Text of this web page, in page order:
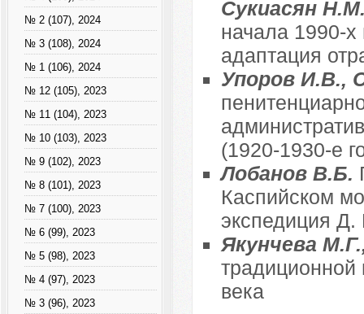
№ 2 (107), 2024
№ 3 (108), 2024
№ 1 (106), 2024
№ 12 (105), 2023
№ 11 (104), 2023
№ 10 (103), 2023
№ 9 (102), 2023
№ 8 (101), 2023
№ 7 (100), 2023
№ 6 (99), 2023
№ 5 (98), 2023
№ 4 (97), 2023
№ 3 (96), 2023
Сукиасян
начала 1990-х
адаптация
Упоров И.В.,
(1920-1930-е
Лобанов В.Б.
Каспийском
экспедиция Д.
Якунчева
века